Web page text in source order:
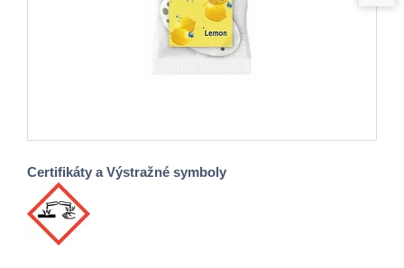
Certifikáty a Výstražné symboly